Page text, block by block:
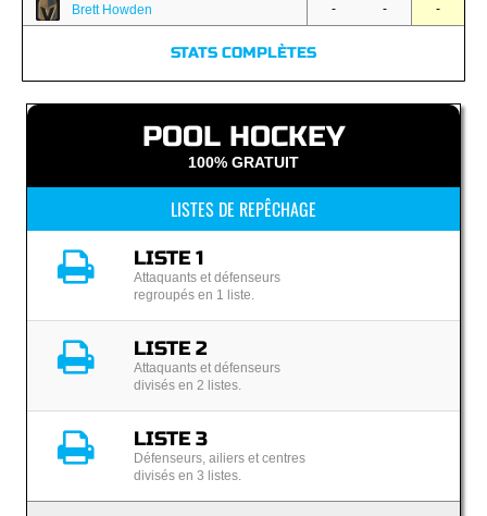
Brett Howden - - -
STATS COMPLÈTES
POOL HOCKEY
100% GRATUIT
LISTES DE REPÊCHAGE
LISTE 1
Attaquants et défenseurs
regroupés en 1 liste.
LISTE 2
Attaquants et défenseurs
divisés en 2 listes.
LISTE 3
Défenseurs, ailiers et centres
divisés en 3 listes.